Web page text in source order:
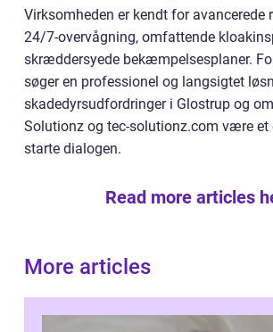
Virksomheden er kendt for avancerede
24/7-overvågning, omfattende
skræddersyede bekæmpelsesplaner.
søger en professionel og langsigtet
skadedyrsudfordringer i Glostrup og
Solutionz og tec-solutionz.com være et
starte dialogen.
Read more articles
More articles